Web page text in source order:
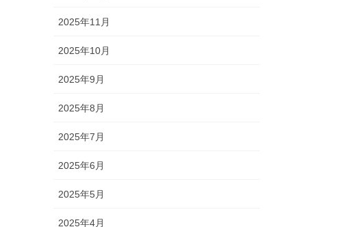
2025年11月
2025年10月
2025年9月
2025年8月
2025年7月
2025年6月
2025年5月
2025年4月